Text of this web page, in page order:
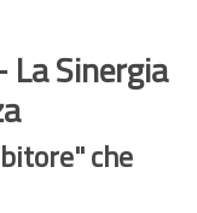
Sinergia
che